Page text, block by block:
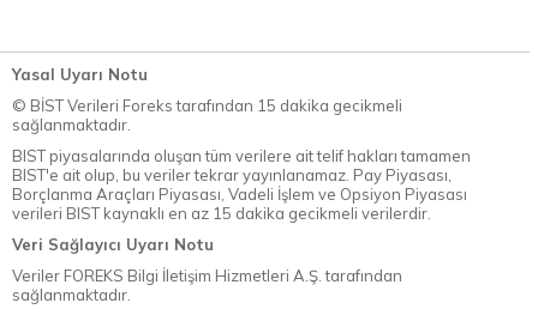
Yasal Uyarı Notu
© BİST Verileri Foreks tarafından 15 dakika gecikmeli
sağlanmaktadır.
BIST piyasalarında oluşan tüm verilere ait telif hakları tamamen
BIST'e ait olup, bu veriler tekrar yayınlanamaz. Pay Piyasası,
Borçlanma Araçları Piyasası, Vadeli İşlem ve Opsiyon Piyasası
verileri BIST kaynaklı en az 15 dakika gecikmeli verilerdir.
Veri Sağlayıcı Uyarı Notu
Veriler FOREKS Bilgi İletişim Hizmetleri A.Ş. tarafından
sağlanmaktadır.